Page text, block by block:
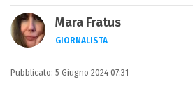
Mara Fratus
GIORNALISTA
Nella mia vita non
silenzio, il mare e Il
Pubblicato: 5 Giugno 2024 07:31